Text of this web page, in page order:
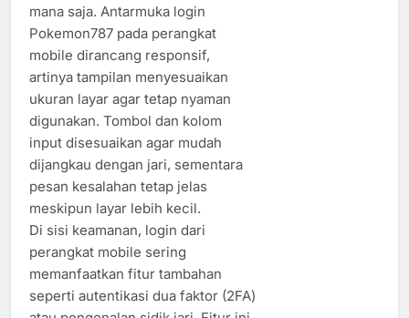
mana saja. Antarmuka login
Pokemon787 pada perangkat
mobile dirancang responsif,
artinya tampilan menyesuaikan
ukuran layar agar tetap nyaman
digunakan. Tombol dan kolom
input disesuaikan agar mudah
dijangkau dengan jari, sementara
pesan kesalahan tetap jelas
meskipun layar lebih kecil.
Di sisi keamanan, login dari
perangkat mobile sering
memanfaatkan fitur tambahan
seperti autentikasi dua faktor (2FA)